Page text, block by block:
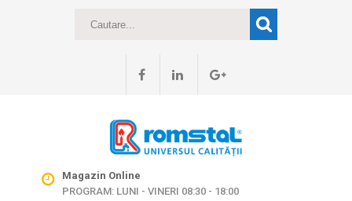
Magazin Online
PROGRAM: LUNI - VINERI 08:30 - 18:00